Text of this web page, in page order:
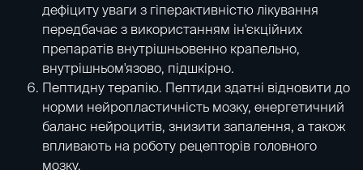
дефіциту уваги з гіперактивністю лікування
передбачає з використанням ін'єкційних
препаратів внутрішньовенно крапельно,
внутрішньом'язово, підшкірно.
Пептидну терапію . Пептиди здатні відновити до
норми нейропластичність мозку, енергетичний
баланс нейроцитів, знизити запалення, а також
впливають на роботу рецепторів головного
мозку.